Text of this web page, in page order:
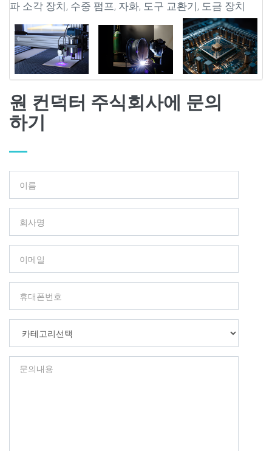
파 소각 장치, 수중 펌프, 자화, 도구 교환기, 도금 장치
원 컨덕터 주식회사에 문의
하기